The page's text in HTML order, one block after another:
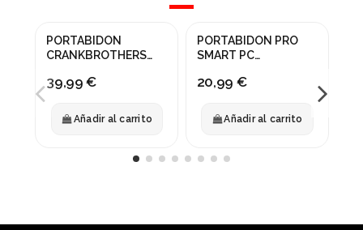
PORTABIDON
CRANKBROTHERS
39,99 €
Añadir al carrito
PORTABIDON PRO
SMART PC
20,99 €
Añadir al carrito